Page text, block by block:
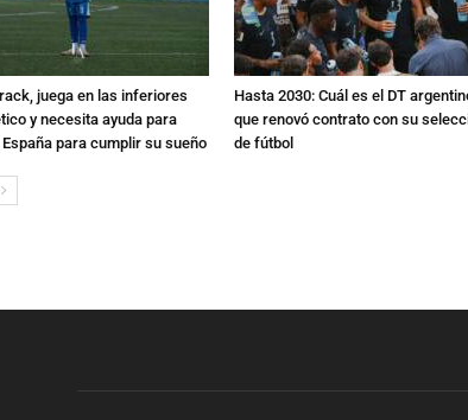
juega en las inferiores
y necesita ayuda para
para cumplir su sueño
Hasta 2030: Cuál es el DT
que renovó contrato con su
de fútbol